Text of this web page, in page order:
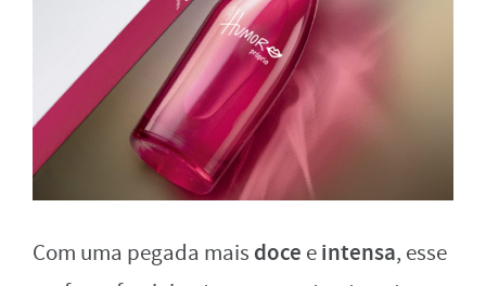
Com uma pegada mais doce eintensa, esse